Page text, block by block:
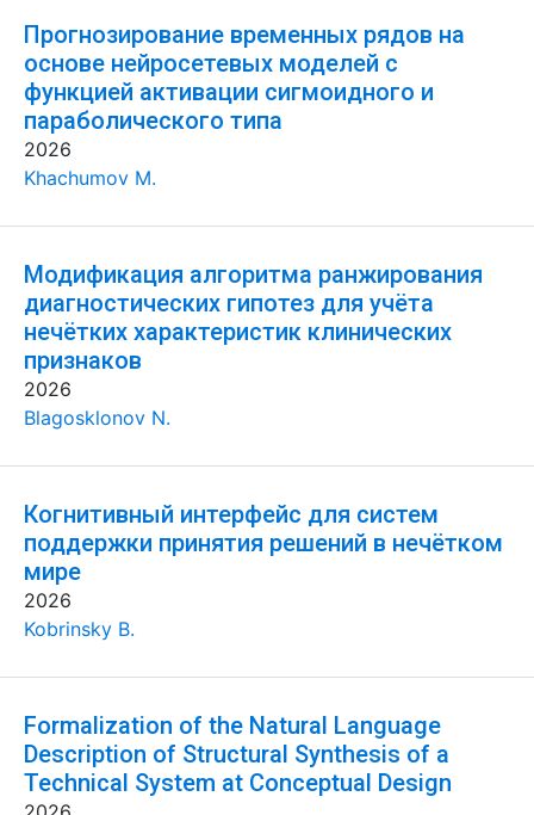
Прогнозирование временных рядов на
основе нейросетевых моделей с
функцией активации сигмоидного и
параболического типа
2026
Khachumov M.
Модификация алгоритма ранжирования
диагностических гипотез для учёта
нечётких характеристик клинических
признаков
2026
Blagosklonov N.
Когнитивный интерфейс для систем
поддержки принятия решений в нечётком
мире
2026
Kobrinsky B.
Formalization of the Natural Language
Description of Structural Synthesis of a
Technical System at Conceptual Design